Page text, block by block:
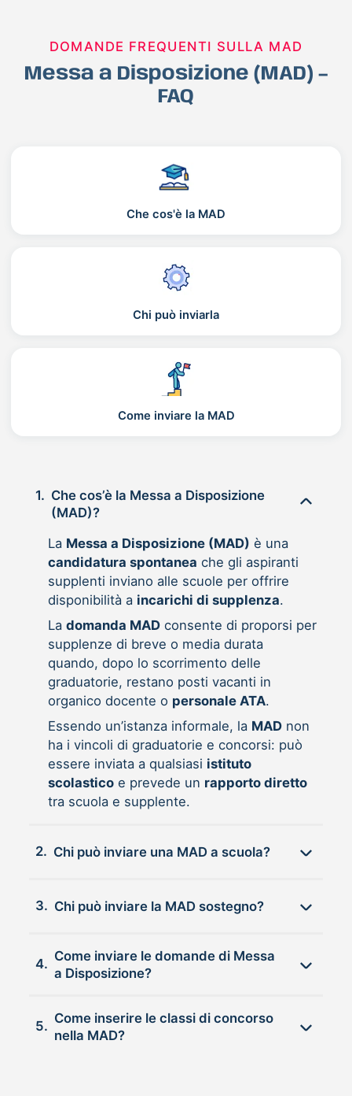
DOMANDE FREQUENTI SULLA MAD
Messa a Disposizione (MAD) –
FAQ
Che cos'è la MAD
Chi può inviarla
Come inviare la MAD
1. Che cos’è la Messa a Disposizione
(MAD)?
La Messa a Disposizione (MAD) è una
candidatura spontanea che gli aspiranti
supplenti inviano alle scuole per offrire
disponibilità a incarichi di supplenza.
La domanda MADconsente di proporsi per
supplenze di breve o media durata
quando, dopo lo scorrimento delle
graduatorie, restano posti vacanti in
organico docente o personale ATA.
Essendo un’istanza informale, la MADnon
ha i vincoli di graduatorie e concorsi: può
essere inviata a qualsiasi istituto
scolasticoe prevede un rapporto diretto
tra scuola e supplente.
2. Chi può inviare una MAD a scuola?
3. Chi può inviare la MAD sostegno?
4.
Come inviare le domande di Messa
a Disposizione?
5.
Come inserire le classi di concorso
nella MAD?